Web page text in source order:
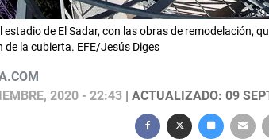
estadio de El Sadar, con las obras de remodelación,
de la cubierta. EFE/Jesús Diges
2020 - 22:43| ACTUALIZADO: 09